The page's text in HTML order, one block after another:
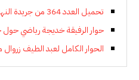
تحميل العدد 364 من جريدة النهج الديمقراطي
حوار الرفيقة خديجة رياضي حول
الحوار الكامل لعبد الطيف